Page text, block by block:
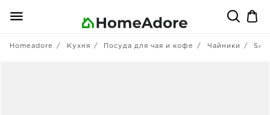
Homeadore Кухня Посуда для чая и кофе Чайники